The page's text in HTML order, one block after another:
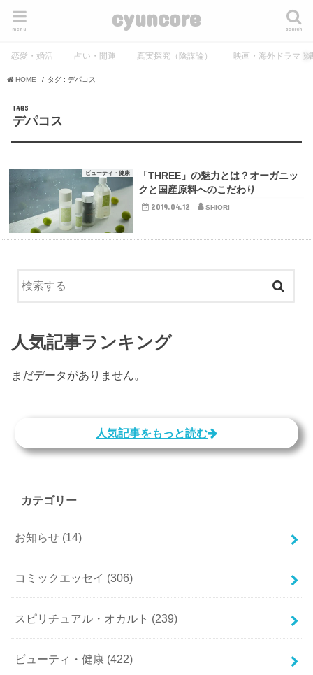
cyuncore search
menu
恋愛・婚活 占い・開運 真実探究（陰謀論） 映画・海外ドラマ・
HOME タグ : デパコス
デパコス
ビューティ・健康
「THREE」の魅力とは？オーガニッ
クと国産原料へのこだわり
2019.04.12 SHIORI
人気記事ランキング
まだデータがありません。
人気記事をもっと読む
カテゴリー
お知らせ (14)
コミックエッセイ (306)
スピリチュアル・オカルト (239)
ビューティ・健康 (422)